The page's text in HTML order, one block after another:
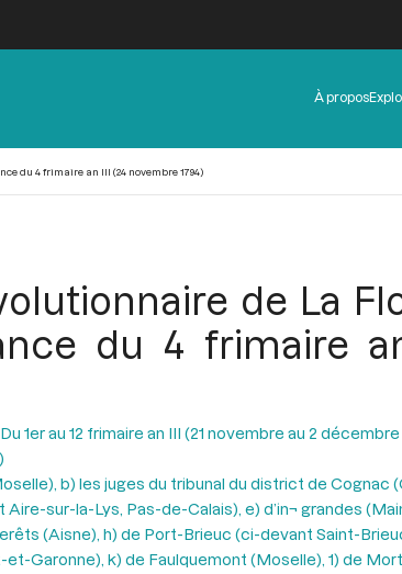
Menu
de
À propos
du 4 frimaire an III (24 novembre 1794)
de La
du 4 frimaire
1er au 12 frimaire an III (21 novembre au 2 décembre
b) les juges du tribunal du district de Cognac
sur-la-Lys, Pas-de-Calais), e) d’in¬ grandes
(Aisne), h) de Port-Brieuc (ci-devant Saint-
Garonne), k) de Faulquemont (Moselle), 1) de